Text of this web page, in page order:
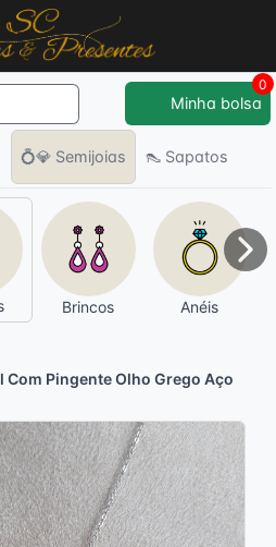
💍💎 Semijoias 👠 Sapatos
Minha bolsa
0
Brincos Anéis
Pingente Olho Grego Aço